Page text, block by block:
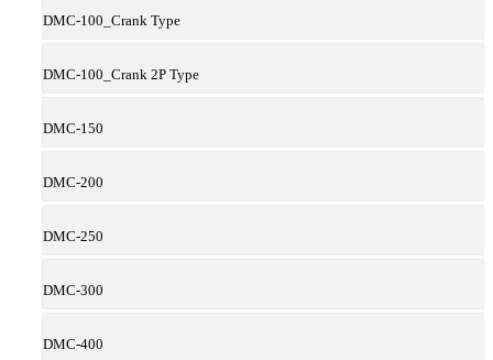
DMC-100_Crank Type
DMC-100_Crank 2P Type
DMC-150
DMC-200
DMC-250
DMC-300
DMC-400